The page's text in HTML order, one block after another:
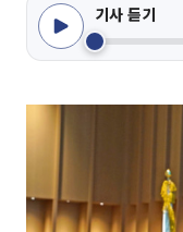
기사 듣기